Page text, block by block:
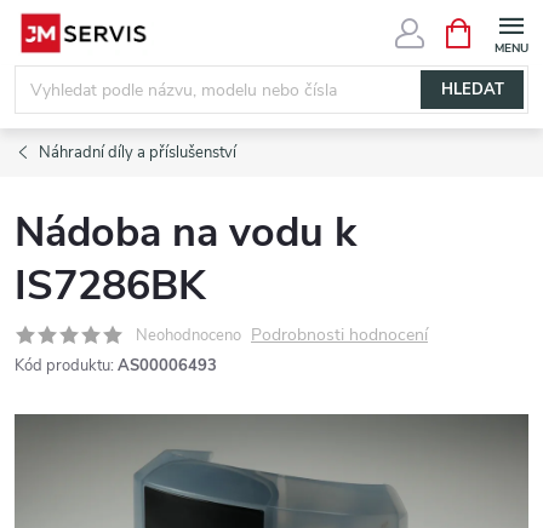
Přejít
obsah
HLEDAT
NÁKUPNÍ
KOŠÍK
Náhradní díly a příslušenství
Nádoba na vodu k
IS7286BK
Neohodnoceno Podrobnosti hodnocení
Kód produktu: AS00006493